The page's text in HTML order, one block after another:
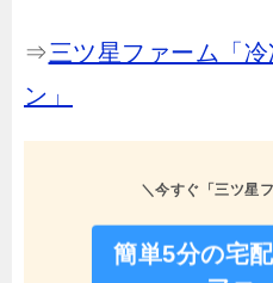
⇒三ツ星ファーム「
ン」
＼今すぐ「三ツ星
簡単5分の宅